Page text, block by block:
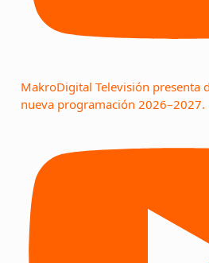
MakroDigital Televisión presenta
nueva programación 2026–2027.